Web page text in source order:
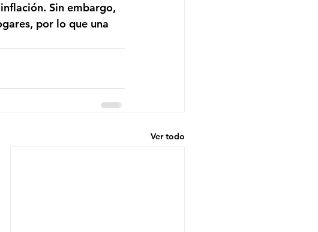
Sin embargo,
por lo que una
Ver todo